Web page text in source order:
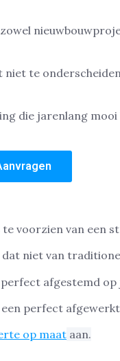
te
die jarenlang
voorzien van een
niet van
afgestemd op
perfect
op maat aan.